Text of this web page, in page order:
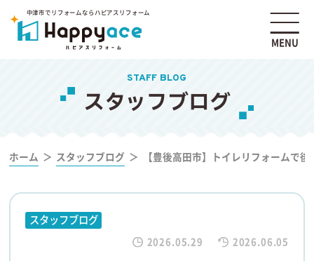
中津市でリフォームならハピアスリフォーム
MENU
STAFF BLOG
スタッフブログ
ホーム スタッフブログ 【豊後高田市】トイレリフォームで
スタッフブログ
2026.05.29 2026.06.05